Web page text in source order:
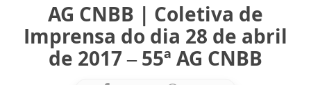
AG CNBB | Coletiva de
Imprensa do dia 28 de abril
de 2017 – 55ª AG CNBB